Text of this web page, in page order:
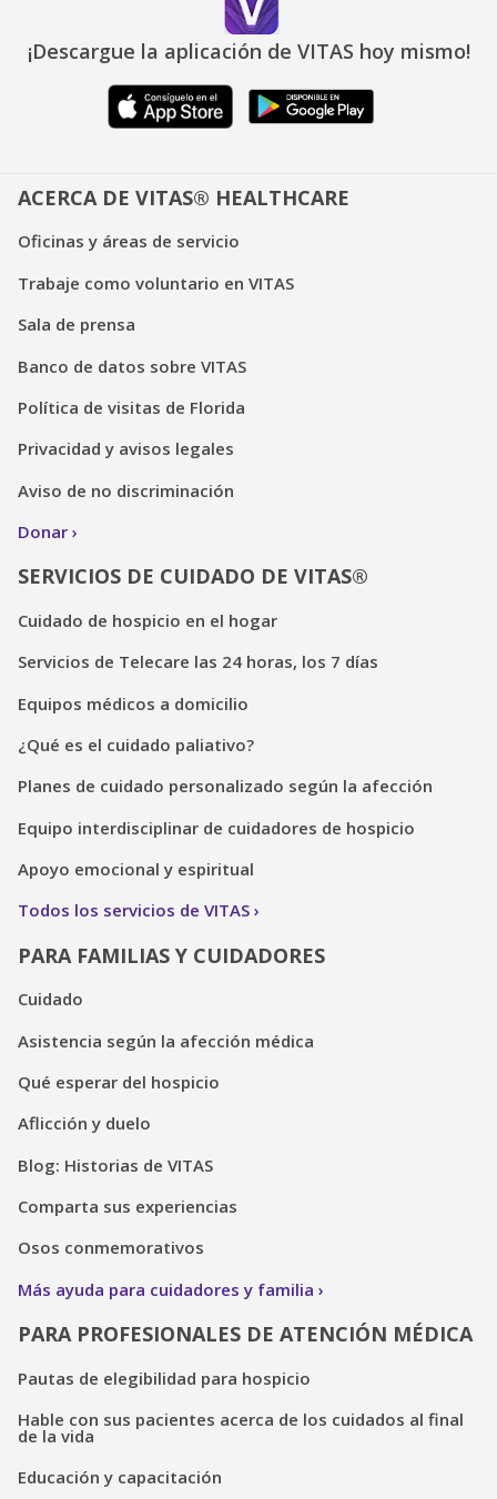
¡Descargue la aplicación de VITAS hoy mismo!
ACERCA DE VITAS® HEALTHCARE
Oficinas y áreas de servicio
Trabaje como voluntario en VITAS
Sala de prensa
Banco de datos sobre VITAS
Política de visitas de Florida
Privacidad y avisos legales
Aviso de no discriminación
Donar
SERVICIOS DE CUIDADO DE VITAS®
Cuidado de hospicio en el hogar
Servicios de Telecare las 24 horas, los 7 días
Equipos médicos a domicilio
¿Qué es el cuidado paliativo?
Planes de cuidado personalizado según la afección
Equipo interdisciplinar de cuidadores de hospicio
Apoyo emocional y espiritual
Todos los servicios de VITAS
PARA FAMILIAS Y CUIDADORES
Cuidado
Asistencia según la afección médica
Qué esperar del hospicio
Aflicción y duelo
Blog: Historias de VITAS
Comparta sus experiencias
Osos conmemorativos
Más ayuda para cuidadores y familia
PARA PROFESIONALES DE ATENCIÓN MÉDICA
Pautas de elegibilidad para hospicio
Hable con sus pacientes acerca de los cuidados al final
de la vida
Educación y capacitación